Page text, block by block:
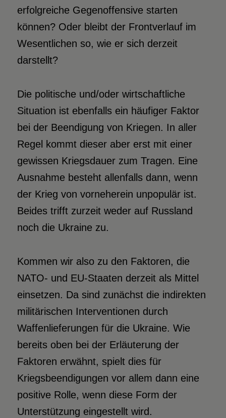
erfolgreiche Gegenoffensive starten
können? Oder bleibt der Frontverlauf im
Wesentlichen so, wie er sich derzeit
darstellt?
Die politische und/oder wirtschaftliche
Situation ist ebenfalls ein häufiger Faktor
bei der Beendigung von Kriegen. In aller
Regel kommt dieser aber erst mit einer
gewissen Kriegsdauer zum Tragen. Eine
Ausnahme besteht allenfalls dann, wenn
der Krieg von vorneherein unpopulär ist.
Beides trifft zurzeit weder auf Russland
noch die Ukraine zu.
Kommen wir also zu den Faktoren, die
NATO- und EU-Staaten derzeit als Mittel
einsetzen. Da sind zunächst die indirekten
militärischen Interventionen durch
Waffenlieferungen für die Ukraine. Wie
bereits oben bei der Erläuterung der
Faktoren erwähnt, spielt dies für
Kriegsbeendigungen vor allem dann eine
positive Rolle, wenn diese Form der
Unterstützung eingestellt wird.